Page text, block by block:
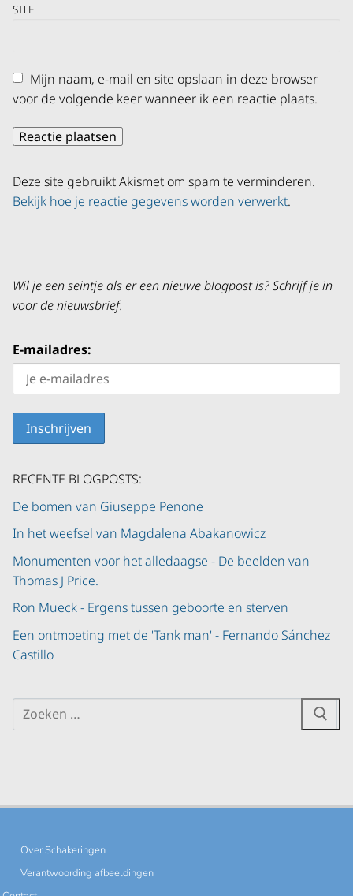
SITE
Mijn naam, e-mail en site opslaan in deze browser
voor de volgende keer wanneer ik een reactie plaats.
Deze site gebruikt Akismet om spam te verminderen.
Bekijk hoe je reactie gegevens worden verwerkt.
Wil je een seintje als er een nieuwe blogpost is? Schrijf je in
voor de nieuwsbrief.
E-mailadres:
RECENTE BLOGPOSTS:
De bomen van Giuseppe Penone
In het weefsel van Magdalena Abakanowicz
Monumenten voor het alledaagse - De beelden van
Thomas J Price.
Ron Mueck - Ergens tussen geboorte en sterven
Een ontmoeting met de 'Tank man' - Fernando Sánchez
Castillo
Over Schakeringen
Verantwoording afbeeldingen